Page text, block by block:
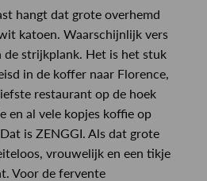
hangt dat grote overhemd
katoen. Waarschijnlijk vers
de strijkplank. Het is het stuk
in de koffer naar Florence,
restaurant op de hoek
en al vele kopjes koffie op
is ZENGGI. Als dat grote
vrouwelijk en een tikje
Voor de fervente